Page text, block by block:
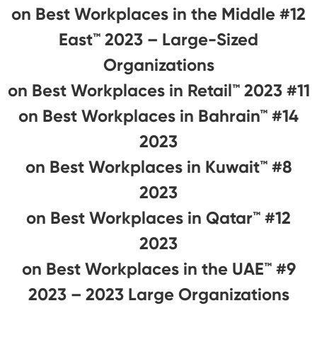
#12 on Best Workplaces in the Middle
East™ 2023 – Large-Sized
Organizations
#11 on Best Workplaces in Retail™ 2023
#14 on Best Workplaces in Bahrain™
2023
#8 on Best Workplaces in Kuwait™
2023
#12 on Best Workplaces in Qatar™
2023
#9 on Best Workplaces in the UAE™
2023 – 2023 Large Organizations